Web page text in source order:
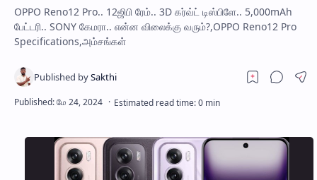
OPPO Reno12 Pro.. 12ஜிபி ரேம்.. 3D கர்வ்ட் டிஸ்பிளே.. 5,000mAh
பேட்டரி.. SONY கேமரா.. என்ன விலைக்கு வரும்?,OPPO Reno12 Pro
Specifications,அம்சங்கள்